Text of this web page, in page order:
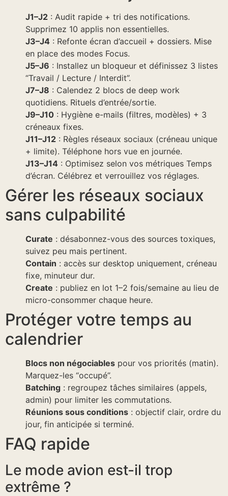
J1–J2 : Audit rapide + tri des notifications.
Supprimez 10 applis non essentielles.
J3–J4 : Refonte écran d’accueil + dossiers. Mise
en place des modes Focus.
J5–J6 : Installez un bloqueur et définissez 3 listes
“Travail / Lecture / Interdit”.
J7–J8 : Calendez 2 blocs de deep work
quotidiens. Rituels d’entrée/sortie.
J9–J10 : Hygiène e-mails (filtres, modèles) + 3
créneaux fixes.
J11–J12 : Règles réseaux sociaux (créneau unique
+ limite). Téléphone hors vue en journée.
J13–J14 : Optimisez selon vos métriques Temps
d’écran. Célébrez et verrouillez vos réglages.
Gérer les réseaux sociaux
sans culpabilité
Curate : désabonnez-vous des sources toxiques,
suivez peu mais pertinent.
Contain : accès sur desktop uniquement, créneau
fixe, minuteur dur.
Create : publiez en lot 1–2 fois/semaine au lieu de
micro-consommer chaque heure.
Protéger votre temps au
calendrier
Blocs non négociables pour vos priorités (matin).
Marquez-les “occupé”.
Batching : regroupez tâches similaires (appels,
admin) pour limiter les commutations.
Réunions sous conditions : objectif clair, ordre du
jour, fin anticipée si terminé.
FAQ rapide
Le mode avion est-il trop
extrême ?